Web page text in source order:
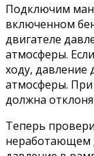
Подключим
включенном
двигателе
атмосферы.
ходу, давление
атмосферы. При
должна
Теперь
неработающем